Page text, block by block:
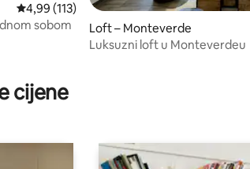
Prosječna ocjena: 4,99/5, recenzija: 113
4,99 (113)
sobom
Loft – Monteverde
Luksuzni loft u Monteverdeu
cijene